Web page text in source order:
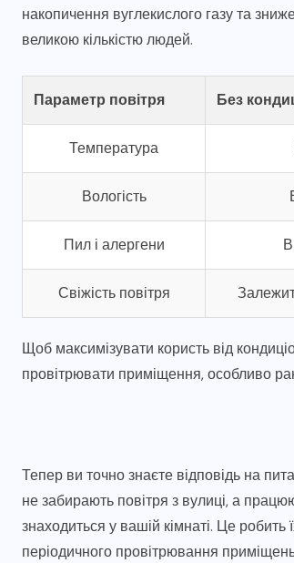
накопичення вуглекислого газу та
великою кількістю людей.
Параметр повітря Без
Температура
Вологість
Пил і алергени
Свіжість повітря
Щоб максимізувати користь від
провітрювати приміщення, особливо
Тепер ви точно знаєте відповідь на
не забирають повітря з вулиці, а
знаходиться у вашій кімнаті. Це
періодичного провітрювання